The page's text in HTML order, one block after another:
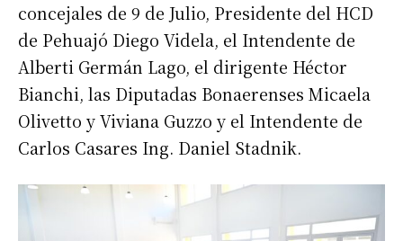
Suscribirme gratis
Dirección de correo electrónico*
Nombre
concejales de 9 de Julio, Presidente del HCD
de Pehuajó Diego Videla, el Intendente de
Alberti Germán Lago, el dirigente Héctor
Bianchi, las Diputadas Bonaerenses Micaela
Olivetto y Viviana Guzzo y el Intendente de
Carlos Casares Ing. Daniel Stadnik.